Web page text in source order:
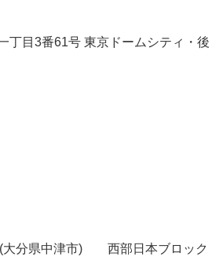
丁目3番61号 東京ドームシティ・後
大分県中津市) 西部日本ブロック